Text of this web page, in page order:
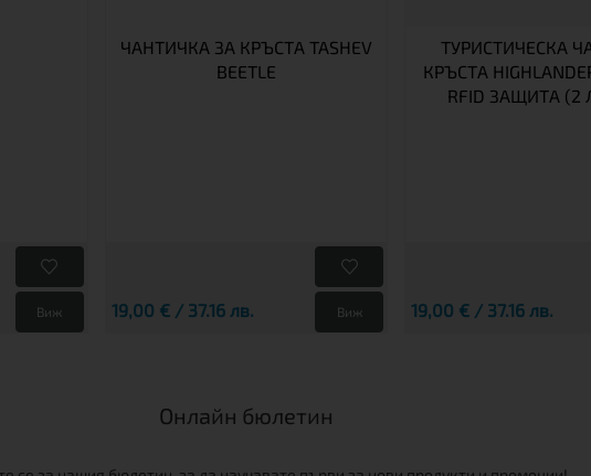
Виж
ЧАНТИЧКА ЗА КРЪСТА TASHEV
BEETLE
19,00 € / 37.16 лв. Виж
ТУРИСТИЧЕСКА
КРЪСТА
RFID ЗАЩИТА (2
19,00 € / 37.16 лв.
Онлайн бюлетин